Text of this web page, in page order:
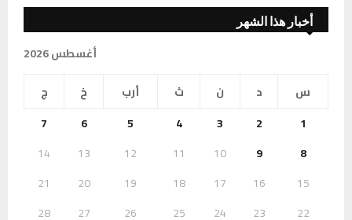
أخبار هذا الشهر
أغسطس 2026
س
د ن ث أرب خ
ج
1
2
3
4
5
6
7
8
9
10
11
12
13
14
15
16
17
18
19
20
21
22
23
24
25
26
27
28